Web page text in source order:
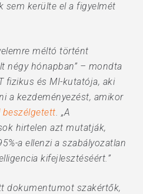
sem kerülte el a figyelmét
méltó történt
négy hónapban” – mondta
fizikus és MI-kutatója, aki
a kezdeményezést, amikor
beszélgetett. „A
hirtelen azt mutatják,
a ellenzi a szabályozatlan
kifejlesztéséért.”
dokumentumot szakértők,